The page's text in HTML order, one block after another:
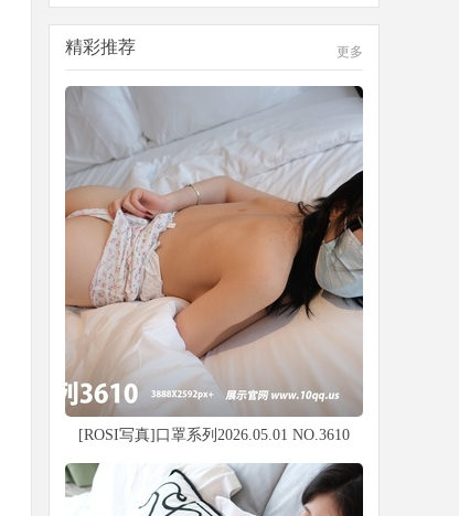
更多
精彩推荐
[ROSI写真]口罩系列2026.05.01 NO.3610